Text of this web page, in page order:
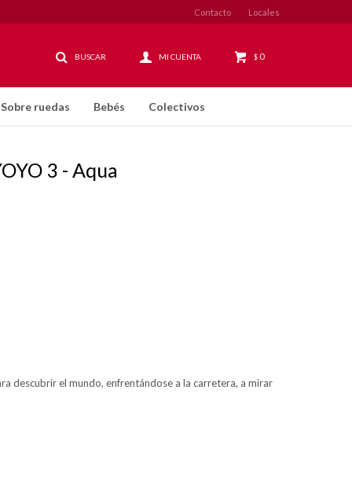
Sobre ruedas Bebés Colectivos
$ 0
Contacto Locales
3 - Aqua
descubrir el mundo, enfrentándose a la carretera, a mirar